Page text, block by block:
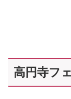
高円寺フ